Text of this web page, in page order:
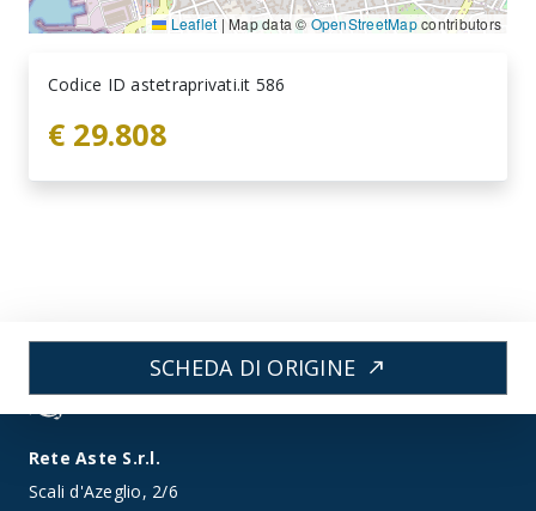
Leaflet | Map data © OpenStreetMapcontributors
Codice ID astetraprivati.it 586
€ 29.808
SCHEDA DI ORIGINE north_east
Rete Aste S.r.l.
Scali d'Azeglio, 2/6